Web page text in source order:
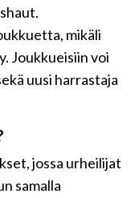
mikäli
Joukkueisiin voi
uusi harrastaja
jossa urheilijat
samalla